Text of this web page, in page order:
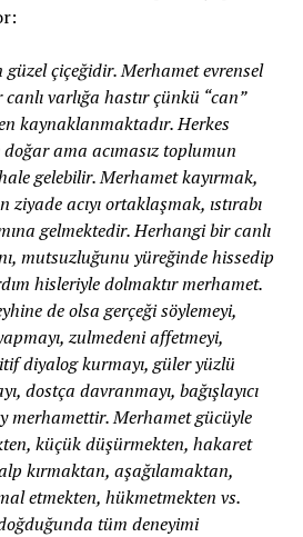
çiçeğidir. Merhamet evrensel
varlığa hastır çünkü “can”
kaynaklanmaktadır. Herkes
ama acımasız toplumun
gelebilir. Merhamet kayırmak,
acıyı ortaklaşmak, ıstırabı
gelmektedir. Herhangi bir canlı
mutsuzluğunu yüreğinde hissedip
hisleriyle dolmaktır merhamet.
de olsa gerçeği söylemeyi,
zulmedeni affetmeyi,
diyalog kurmayı, güler yüzlü
dostça davranmayı, bağışlayıcı
merhamettir. Merhamet gücüyle
küçük düşürmekten, hakaret
kırmaktan, aşağılamaktan,
etmekten, hükmetmekten vs.
tüm deneyimi